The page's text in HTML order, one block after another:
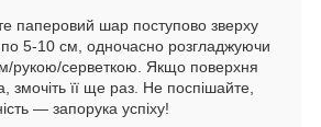
паперовий шар поступово зверху
5-10 см, одночасно розгладжуючи
рукою/серветкою. Якщо поверхня
змочіть її ще раз. Не поспішайте,
— запорука успіху!